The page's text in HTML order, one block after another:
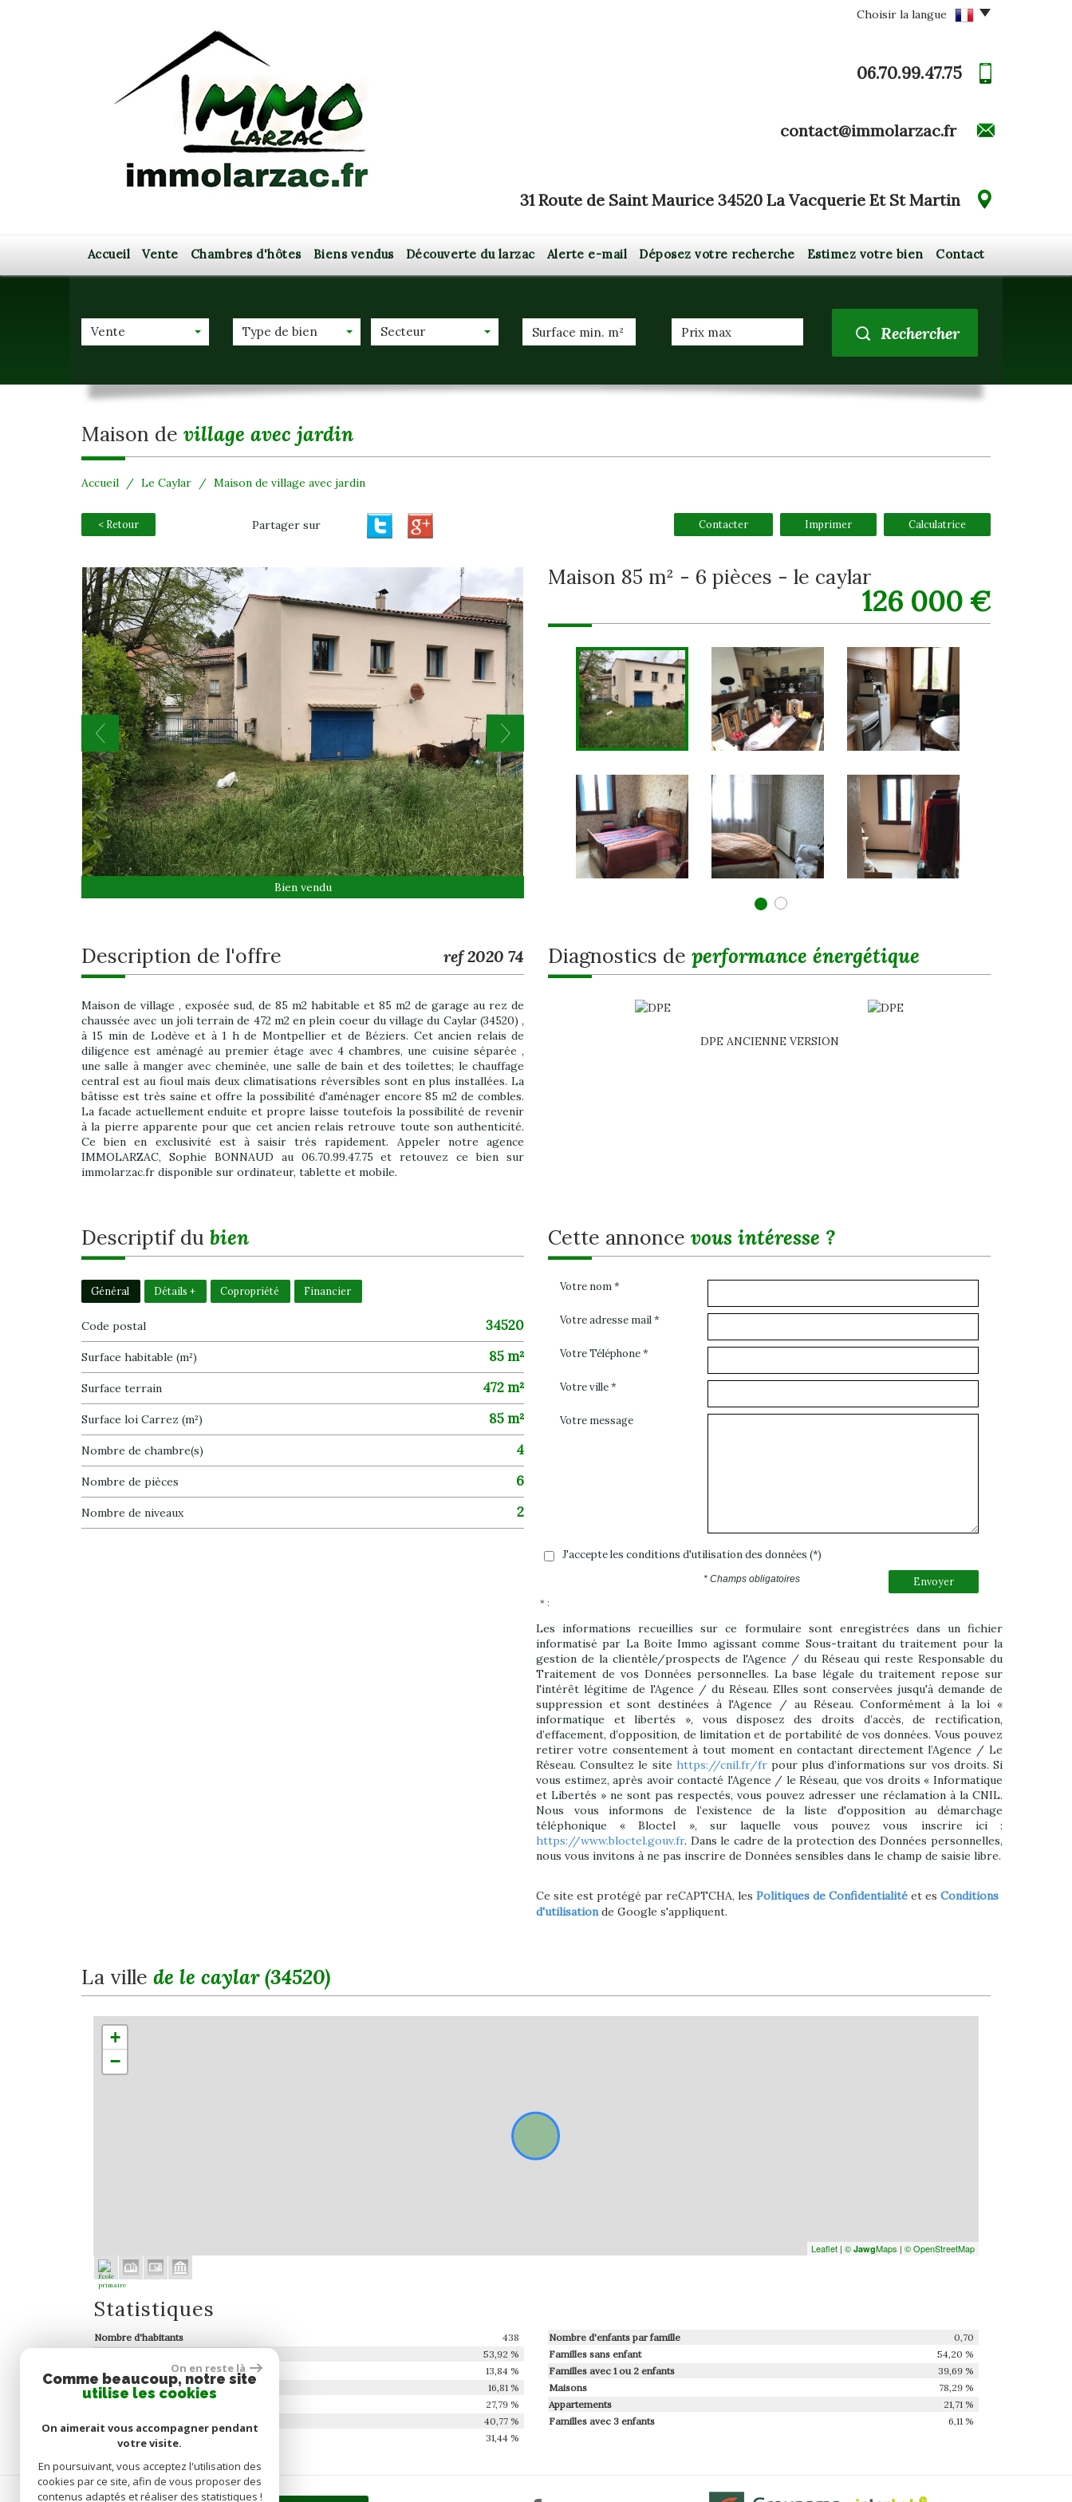
Choisir la langue
06.70.99.47.75
contact@immolarzac.fr
31 Route de Saint Maurice 34520 La Vacquerie Et St Martin
Accueil Vente Chambres d'hôtes Biens vendus Découverte du larzac Alerte e-mail Déposez votre recherche Estimez votre bien Contact
Vente Type de bien Secteur Rechercher
maison de village avec jardin
Accueil Le Caylar Maison de village avec jardin
< Retour Partager sur Contacter Imprimer Calculatrice
Bien vendu
maison 85 m² - 6 pièces - le caylar
126 000 €
description de l'offre ref 2020 74
Maison de village , exposée sud, de 85 m2 habitable et 85 m2 de garage au rez de
chaussée avec un joli terrain de 472 m2 en plein coeur du village du Caylar (34520) ,
à 15 min de Lodève et à 1 h de Montpellier et de Béziers. Cet ancien relais de
diligence est aménagé au premier étage avec 4 chambres, une cuisine séparée ,
une salle à manger avec cheminée, une salle de bain et des toilettes; le chauffage
central est au fioul mais deux climatisations réversibles sont en plus installées. La
bâtisse est très saine et offre la possibilité d'aménager encore 85 m2 de combles.
La facade actuellement enduite et propre laisse toutefois la possibilité de revenir
à la pierre apparente pour que cet ancien relais retrouve toute son authenticité.
Ce bien en exclusivité est à saisir très rapidement. Appeler notre agence
IMMOLARZAC, Sophie BONNAUD au 06.70.99.47.75 et retouvez ce bien sur
immolarzac.fr disponible sur ordinateur, tablette et mobile.
diagnostics de performance énergétique
DPE ANCIENNE VERSION
descriptif du bien
Général Détails + Copropriété Financier
Code postal 34520
Surface habitable (m²) 85 m²
surface terrain 472 m²
Surface loi Carrez (m²) 85 m²
Nombre de chambre(s) 4
Nombre de pièces 6
Nombre de niveaux 2
cette annonce vous intéresse ?
Votre nom *
Votre adresse mail *
Votre Téléphone *
Votre ville *
Votre message
J'accepte les conditions d'utilisation des données (*)
Envoyer
* Champs obligatoires
* :
Les informations recueillies sur ce formulaire sont enregistrées dans un fichier
informatisé par La Boite Immo agissant comme Sous-traitant du traitement pour la
gestion de la clientèle/prospects de l'Agence / du Réseau qui reste Responsable du
Traitement de vos Données personnelles. La base légale du traitement repose sur
l'intérêt légitime de l'Agence / du Réseau. Elles sont conservées jusqu'à demande de
suppression et sont destinées à l'Agence / au Réseau. Conformément à la loi «
informatique et libertés », vous disposez des droits d’accès, de rectification,
d’effacement, d’opposition, de limitation et de portabilité de vos données. Vous pouvez
retirer votre consentement à tout moment en contactant directement l’Agence / Le
Réseau. Consultez le site https://cnil.fr/frpour plus d’informations sur vos droits. Si
vous estimez, après avoir contacté l'Agence / le Réseau, que vos droits « Informatique
et Libertés » ne sont pas respectés, vous pouvez adresser une réclamation à la CNIL.
Nous vous informons de l’existence de la liste d'opposition au démarchage
téléphonique « Bloctel », sur laquelle vous pouvez vous inscrire ici :
https://www.bloctel.gouv.fr. Dans le cadre de la protection des Données personnelles,
nous vous invitons à ne pas inscrire de Données sensibles dans le champ de saisie libre.
Ce site est protégé par reCAPTCHA, les Politiques de Confidentialité et es Conditions
d'utilisationde Google s'appliquent.
la ville de le caylar (34520)
+
−
Leaflet | © JawgMaps | © OpenStreetMap
Statistiques
Nombre d'habitants
438
53,92 %
Taxe habitation
13,84 %
Taxe foncière
16,81 %
27,79 %
40,77 %
Habitants de plus de 55 ans
31,44 %
Nombre d'enfants par famille
0,70
Familles sans enfant
54,20 %
Familles avec 1 ou 2 enfants
39,69 %
Maisons
78,29 %
Appartements
21,71 %
Familles avec 3 enfants
6,11 %
On en reste là
Comme beaucoup, notre site
utilise les cookies
On aimerait vous accompagner pendant
votre visite.
En poursuivant, vous acceptez l'utilisation des
cookies par ce site, afin de vous proposer des
contenus adaptés et réaliser des statistiques !